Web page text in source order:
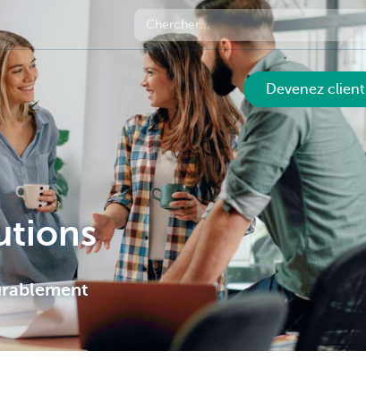
Devenez client